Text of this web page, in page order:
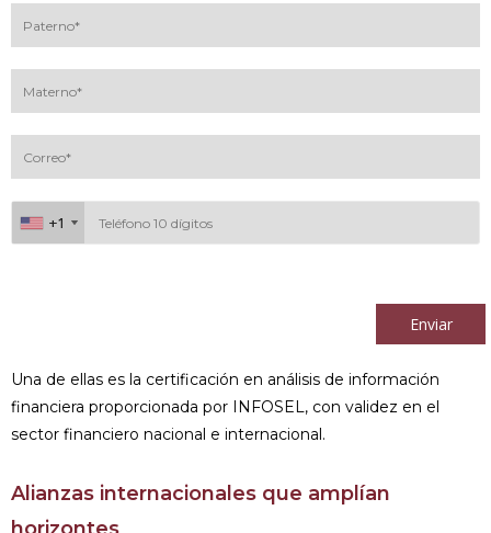
+1
+1
Enviar
Una de ellas es la certificación en análisis de información
financiera proporcionada por INFOSEL, con validez en el
sector financiero nacional e internacional.
Alianzas internacionales que amplían